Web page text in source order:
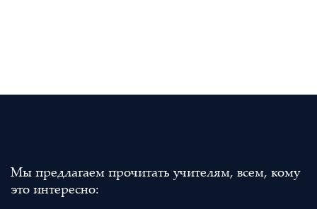
Мы предлагаем прочитать учителям, всем, кому
это интересно: